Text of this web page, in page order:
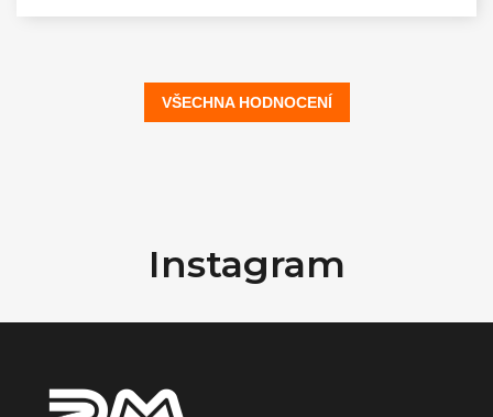
VŠECHNA HODNOCENÍ
t
Instagram